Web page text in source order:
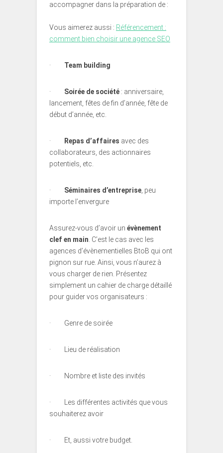
accompagner dans la préparation de :
Vous aimerez aussi : Référencement :
comment bien choisir une agence SEO
· Team building
· Soirée de société : anniversaire,
lancement, fêtes de fin d’année, fête de
début d’année, etc.
· Repas d’affaires avec des
collaborateurs, des actionnaires
potentiels, etc.
· Séminaires d’entreprise , peu
importe l’envergure
Assurez-vous d’avoir un évènement
clef en main . C’est le cas avec les
agences d’évènementielles BtoB qui ont
pignon sur rue. Ainsi, vous n’aurez à
vous charger de rien. Présentez
simplement un cahier de charge détaillé
pour guider vos organisateurs :
· Genre de soirée
· Lieu de réalisation
· Nombre et liste des invités
·
Les différentes activités que vous
souhaiterez avoir
· Et, aussi votre budget.